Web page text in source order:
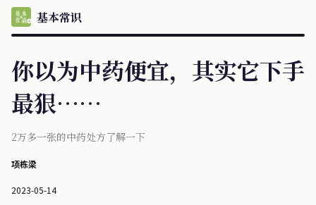
基本常识
你以为中药便宜，其实它下手
最狠……
2万多一张的中药处方了解一下
项栋梁
2023-05-14